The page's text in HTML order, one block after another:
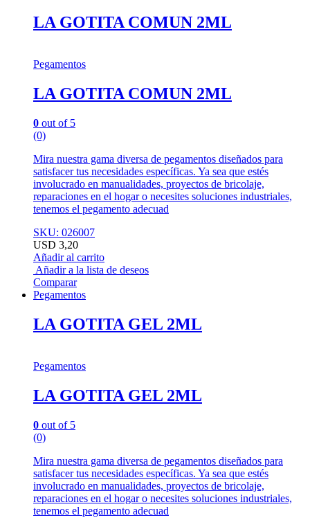
LA GOTITA COMUN 2ML
Pegamentos
LA GOTITA COMUN 2ML
0 out of 5
(0)
Mira nuestra gama diversa de pegamentos diseñados para
satisfacer tus necesidades específicas. Ya sea que estés
involucrado en manualidades, proyectos de bricolaje,
reparaciones en el hogar o necesites soluciones industriales,
tenemos el pegamento adecuad
SKU: 026007
USD 3,20
Añadir al carrito
Añadir a la lista de deseos
Comparar
Pegamentos
LA GOTITA GEL 2ML
Pegamentos
LA GOTITA GEL 2ML
0 out of 5
(0)
Mira nuestra gama diversa de pegamentos diseñados para
satisfacer tus necesidades específicas. Ya sea que estés
involucrado en manualidades, proyectos de bricolaje,
reparaciones en el hogar o necesites soluciones industriales,
tenemos el pegamento adecuad